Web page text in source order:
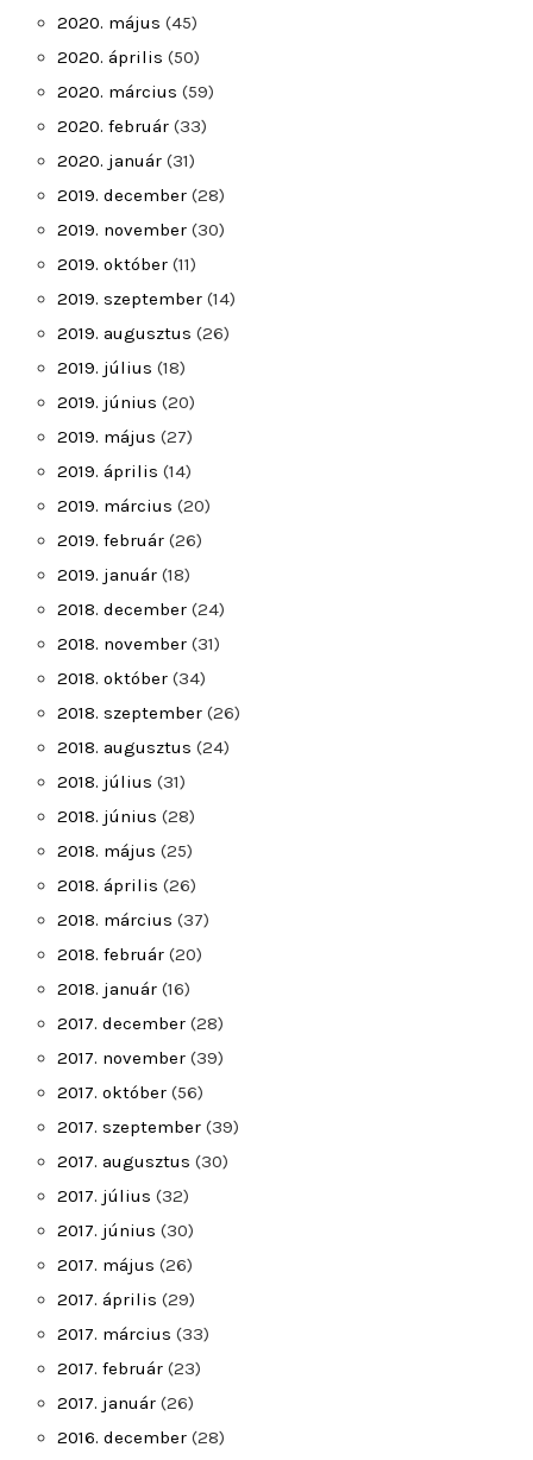
2020. május (45)
2020. április (50)
2020. március (59)
2020. február (33)
2020. január (31)
2019. december (28)
2019. november (30)
2019. október (11)
2019. szeptember (14)
2019. augusztus (26)
2019. július (18)
2019. június (20)
2019. május (27)
2019. április (14)
2019. március (20)
2019. február (26)
2019. január (18)
2018. december (24)
2018. november (31)
2018. október (34)
2018. szeptember (26)
2018. augusztus (24)
2018. július (31)
2018. június (28)
2018. május (25)
2018. április (26)
2018. március (37)
2018. február (20)
2018. január (16)
2017. december (28)
2017. november (39)
2017. október (56)
2017. szeptember (39)
2017. augusztus (30)
2017. július (32)
2017. június (30)
2017. május (26)
2017. április (29)
2017. március (33)
2017. február (23)
2017. január (26)
2016. december (28)